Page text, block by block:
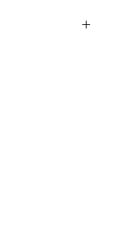
médical et